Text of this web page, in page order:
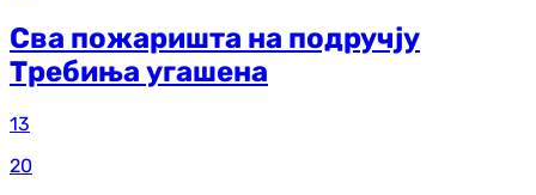
Сва пожаришта на подручју
Требиња угашена
13
20